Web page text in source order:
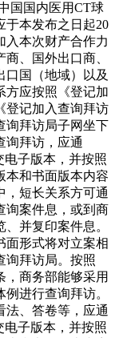
国国内医用CT球
于本发布之日起20
入本次财产合作力
、国外出口商、
口国（地域）以及
方应按照《登记加
登记加入查询拜访
询拜访局子网坐下
询拜访，应通
电子版本，并按照
本和书面版本内容
，短长关系方可通
询案件息，或到商
并复印案件息。
面形式将对立案相
询拜访局。按照
，商务部能够采用
进行查询拜访。
法、答卷等，应通
电子版本，并按照